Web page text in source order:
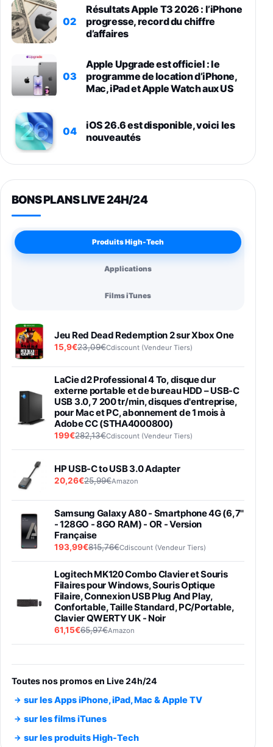
02
Résultats Apple T3 2026 : l’iPhone
progresse, record du chiffre
d’affaires
03
Apple Upgrade est officiel : le
programme de location d’iPhone,
Mac, iPad et Apple Watch aux US
04
iOS 26.6 est disponible, voici les
nouveautés
BONS PLANS LIVE 24H/24
Produits High-Tech
Applications
Films iTunes
Jeu Red Dead Redemption 2 sur Xbox One
15,9€23,09€Cdiscount (Vendeur Tiers)
LaCie d2 Professional 4 To, disque dur
externe portable et de bureau HDD – USB-C
USB 3.0, 7 200 tr/min, disques d'entreprise,
pour Mac et PC, abonnement de 1 mois à
Adobe CC (STHA4000800)
199€282,13€Cdiscount (Vendeur Tiers)
HP USB-C to USB 3.0 Adapter
20,26€25,99€Amazon
Samsung Galaxy A80 - Smartphone 4G (6,7''
- 128GO - 8GO RAM) - OR - Version
Française
193,99€815,76€Cdiscount (Vendeur Tiers)
Logitech MK120 Combo Clavier et Souris
Filaires pour Windows, Souris Optique
Filaire, Connexion USB Plug And Play,
Confortable, Taille Standard, PC/Portable,
Clavier QWERTY UK - Noir
61,15€65,97€Amazon
entraénement direct 3 vitesses (33-45-78
trs/min) avec pre-ampli intégré et port USB
Smartphone SAMSUNG Galaxy S26 Ultra
891,99€1199€Fnac (Vendeur Tiers)
Toutes nos promos en Live 24h/24
sur les Apps iPhone, iPad, Mac & Apple TV
sur les films iTunes
sur les produits High-Tech